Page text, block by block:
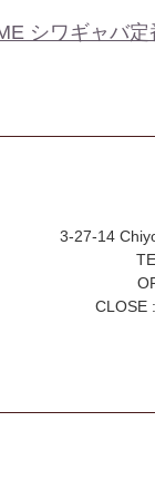
シワギャバ
3-27-14
CLOSE